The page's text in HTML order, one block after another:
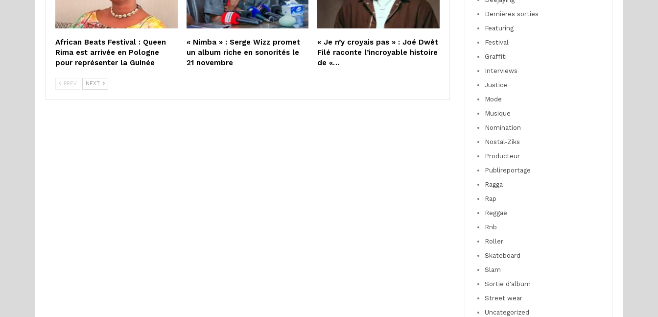
African Beats Festival : Queen
Rima est arrivée en Pologne
pour représenter la Guinée
« Nimba » : Serge Wizz promet
un album riche en sonorités le
21 novembre
« Je n’y croyais pas » : Joé Dwèt
Filé raconte l’incroyable histoire
de «…
PREV NEXT
Dernières sorties
Featuring
Festival
Graffiti
Interviews
Justice
Mode
Musique
Nomination
Nostal-Ziks
Producteur
Publireportage
Ragga
Rap
Reggae
Rnb
Roller
Skateboard
Slam
Sortie d'album
Street wear
Uncategorized